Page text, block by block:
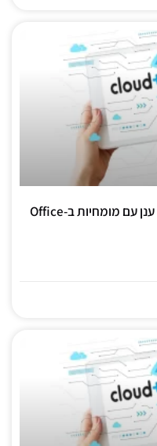
למה חשוב לבחור בחברת IT ושירותי ענן עם מומחיות ב-Office